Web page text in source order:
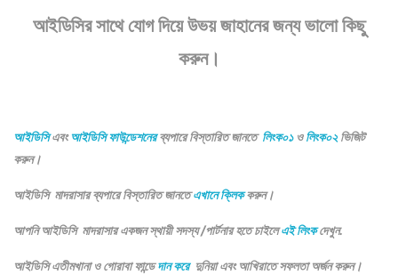
আইডিসির সাথে যোগ দিয়ে উভয় জাহানের জন্য ভালো কিছু
করুন।
আইডিসিএবংআইডিসি ফাউন্ডেশনেরব্যপারে বিস্তারিত জানতে লিংক০১ওলিংক০২ ভিজিট
করুন।
আইডিসি মাদরাসার ব্যপারে বিস্তারিত জানতেএখানে ক্লিককরুন।
আপনি আইডিসি মাদরাসার একজন স্থায়ী সদস্য /পার্টনার হতে চাইলেএই লিংকদেখুন.
আইডিসি এতীমখানা ও গোরাবা ফান্ডেদান করে দুনিয়া এবং আখিরাতে সফলতা অর্জন করুন।